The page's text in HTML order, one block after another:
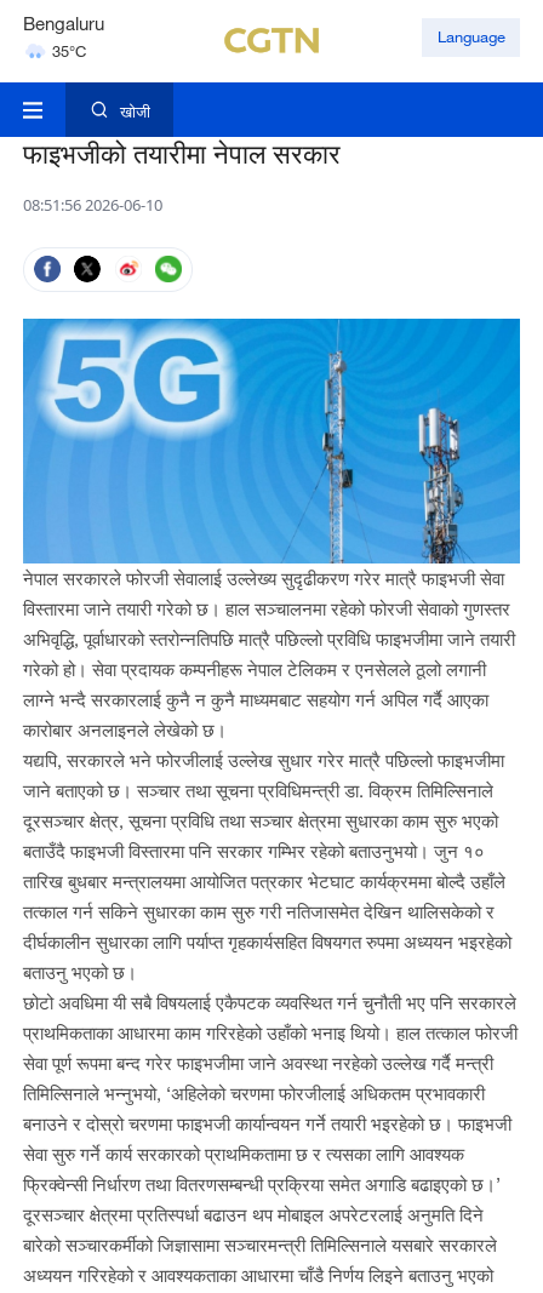
Bengaluru
35°C
Hyderabad
Language
खोजी
फाइभजीको तयारीमा नेपाल सरकार
08:51:56 2026-06-10
नेपाल सरकारले फोरजी सेवालाई उल्लेख्य सुदृढीकरण गरेर मात्रै फाइभजी सेवा
विस्तारमा जाने तयारी गरेको छ। हाल सञ्चालनमा रहेको फोरजी सेवाको गुणस्तर
अभिवृद्धि, पूर्वाधारको स्तरोन्नतिपछि मात्रै पछिल्लो प्रविधि फाइभजीमा जाने तयारी
गरेको हो। सेवा प्रदायक कम्पनीहरू नेपाल टेलिकम र एनसेलले ठूलो लगानी
लाग्ने भन्दै सरकारलाई कुनै न कुनै माध्यमबाट सहयोग गर्न अपिल गर्दै आएका
कारोबार अनलाइनले लेखेको छ।
यद्यपि, सरकारले भने फोरजीलाई उल्लेख सुधार गरेर मात्रै पछिल्लो फाइभजीमा
जाने बताएको छ। सञ्चार तथा सूचना प्रविधिमन्त्री डा. विक्रम तिमिल्सिनाले
दूरसञ्चार क्षेत्र, सूचना प्रविधि तथा सञ्चार क्षेत्रमा सुधारका काम सुरु भएको
बताउँदै फाइभजी विस्तारमा पनि सरकार गम्भिर रहेको बताउनुभयो। जुन १०
तारिख बुधबार मन्त्रालयमा आयोजित पत्रकार भेटघाट कार्यक्रममा बोल्दै उहाँले
तत्काल गर्न सकिने सुधारका काम सुरु गरी नतिजासमेत देखिन थालिसकेको र
दीर्घकालीन सुधारका लागि पर्याप्त गृहकार्यसहित विषयगत रुपमा अध्ययन भइरहेको
बताउनु भएको छ।
छोटो अवधिमा यी सबै विषयलाई एकैपटक व्यवस्थित गर्न चुनौती भए पनि सरकारले
प्राथमिकताका आधारमा काम गरिरहेको उहाँको भनाइ थियो। हाल तत्काल फोरजी
सेवा पूर्ण रूपमा बन्द गरेर फाइभजीमा जाने अवस्था नरहेको उल्लेख गर्दै मन्त्री
तिमिल्सिनाले भन्नुभयो, ‘अहिलेको चरणमा फोरजीलाई अधिकतम प्रभावकारी
बनाउने र दोस्रो चरणमा फाइभजी कार्यान्वयन गर्ने तयारी भइरहेको छ। फाइभजी
सेवा सुरु गर्ने कार्य सरकारको प्राथमिकतामा छ र त्यसका लागि आवश्यक
फ्रिक्वेन्सी निर्धारण तथा वितरणसम्बन्धी प्रक्रिया समेत अगाडि बढाइएको छ।’
दूरसञ्चार क्षेत्रमा प्रतिस्पर्धा बढाउन थप मोबाइल अपरेटरलाई अनुमति दिने
बारेको सञ्चारकर्मीको जिज्ञासामा सञ्चारमन्त्री तिमिल्सिनाले यसबारे सरकारले
अध्ययन गरिरहेको र आवश्यकताका आधारमा चाँडै निर्णय लिइने बताउनु भएको